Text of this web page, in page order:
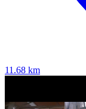
11.68 km